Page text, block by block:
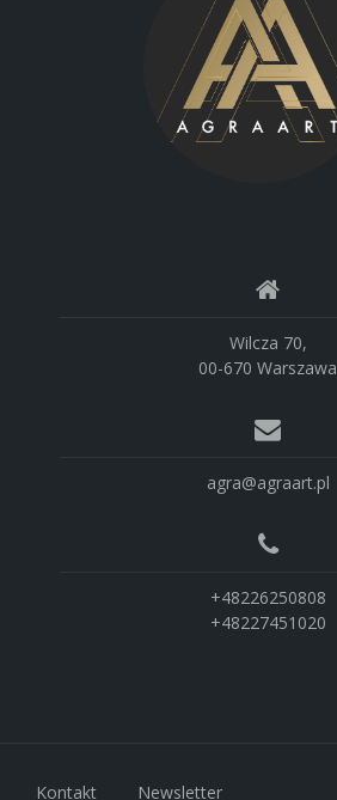
Wilcza 70,
00-670 Warszawa
agra@agraart.pl
+48226250808
+48227451020
Kontakt Newsletter